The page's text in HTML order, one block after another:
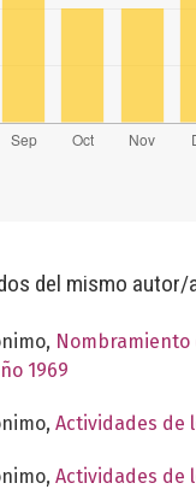
del mismo autor/
Nombramiento
1969
Actividades de
Actividades de